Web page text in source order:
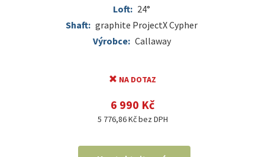
Loft: 24°
Shaft: graphite ProjectX Cypher
Výrobce: Callaway
NA DOTAZ
6 990 Kč
5 776,86 Kč bez DPH